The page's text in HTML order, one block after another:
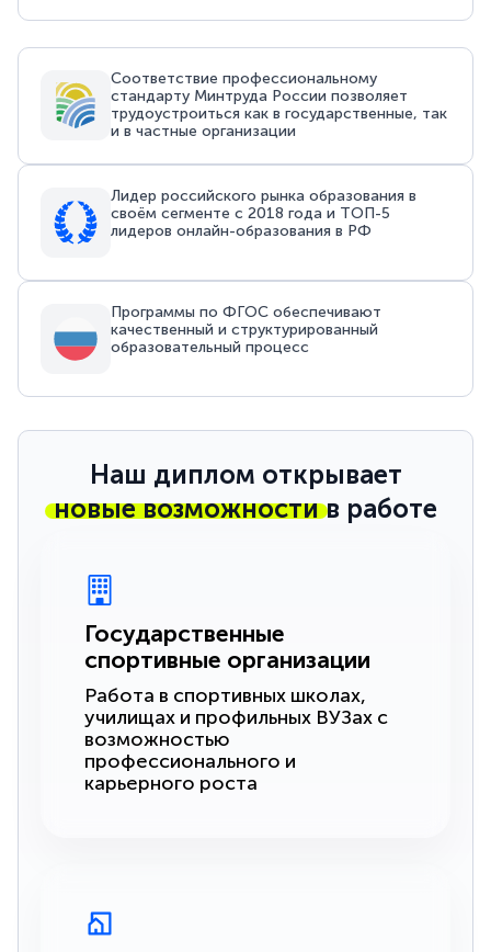
Соответствие профессиональному
стандарту Минтруда России позволяет
трудоустроиться как в государственные, так
и в частные организации
Лидер российского рынка образования в
своём сегменте с 2018 года и ТОП-5
лидеров онлайн-образования в РФ
Программы по ФГОС обеспечивают
качественный и структурированный
образовательный процесс
Наш диплом открывает
новые возможностив работе
Государственные
спортивные организации
Работа в спортивных школах,
училищах и профильных ВУЗах с
возможностью
профессионального и
карьерного роста